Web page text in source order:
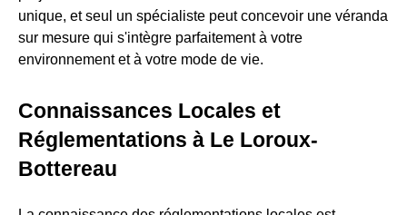
unique, et seul un spécialiste peut concevoir une véranda
sur mesure qui s'intègre parfaitement à votre
environnement et à votre mode de vie.
Connaissances Locales et
Réglementations à Le Loroux-
Bottereau